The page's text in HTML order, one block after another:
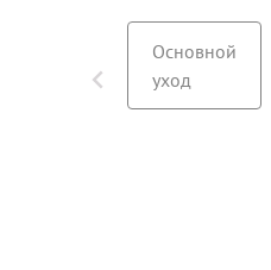
Основной
уход